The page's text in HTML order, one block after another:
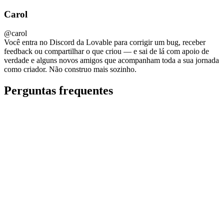
Carol
@carol
Você entra no Discord da Lovable para corrigir um bug, receber
feedback ou compartilhar o que criou — e sai de lá com apoio de
verdade e alguns novos amigos que acompanham toda a sua jornada
como criador. Não construo mais sozinho.
Perguntas frequentes